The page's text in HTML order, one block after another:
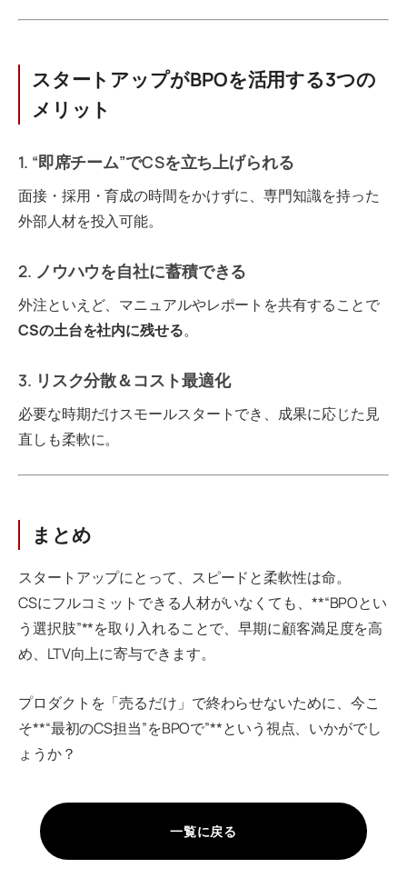
スタートアップがBPOを活用する3つの
メリット
1. “即席チーム”でCSを立ち上げられる
面接・採用・育成の時間をかけずに、専門知識を持った
外部人材を投入可能。
2. ノウハウを自社に蓄積できる
外注といえど、マニュアルやレポートを共有することで
CSの土台を社内に残せる。
3. リスク分散＆コスト最適化
必要な時期だけスモールスタートでき、成果に応じた見
直しも柔軟に。
まとめ
スタートアップにとって、スピードと柔軟性は命。
CSにフルコミットできる人材がいなくても、**“BPOとい
う選択肢”**を取り入れることで、早期に顧客満足度を高
め、LTV向上に寄与できます。
プロダクトを「売るだけ」で終わらせないために、今こ
そ**“最初のCS担当”をBPOで”**という視点、いかがでし
ょうか？
一覧に戻る